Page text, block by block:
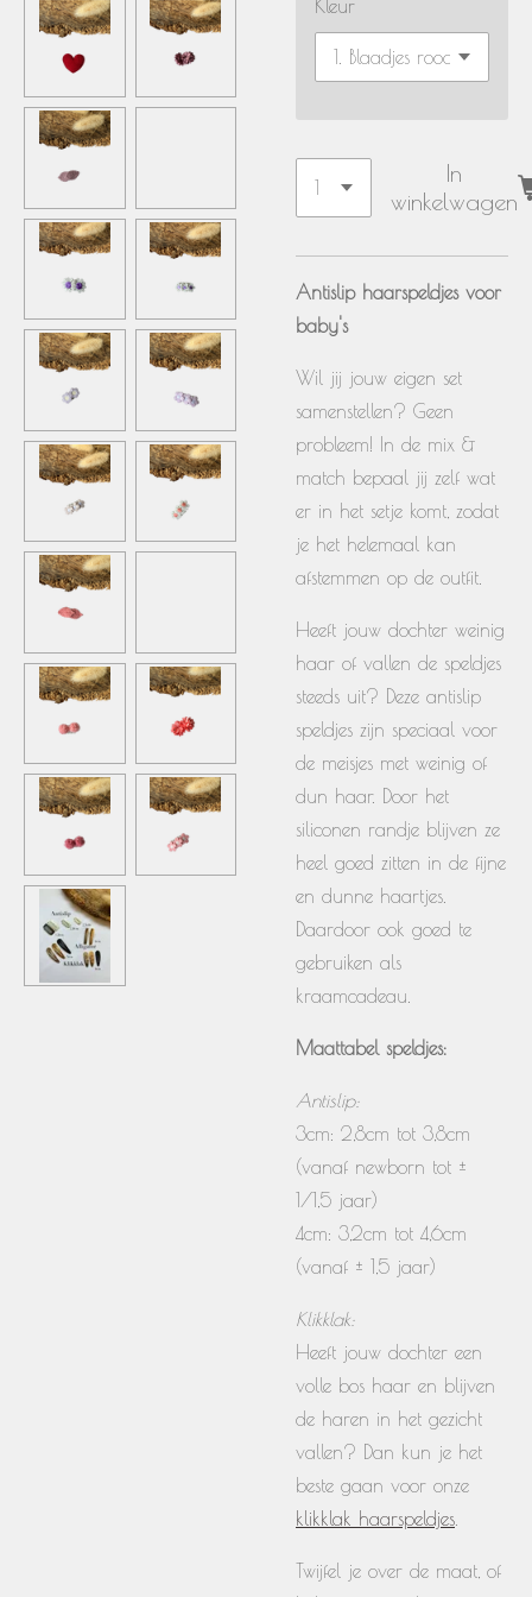
Kleur
In
winkelwagen
Antislip haarspeldjes voor
baby's
Wil jij jouw eigen set
samenstellen? Geen
probleem! In de mix &
match bepaal jij zelf wat
er in het setje komt, zodat
je het helemaal kan
afstemmen op de outfit.
Heeft jouw dochter weinig
haar of vallen de speldjes
steeds uit? Deze antislip
speldjes zijn speciaal voor
de meisjes met weinig of
dun haar. Door het
siliconen randje blijven ze
heel goed zitten in de fijne
en dunne haartjes.
Daardoor ook goed te
gebruiken als
kraamcadeau.
Maattabel speldjes:
Antislip:
3cm: 2,8cm tot 3,8cm
(vanaf newborn tot ±
1/1,5 jaar)
4cm: 3,2cm tot 4,6cm
(vanaf ± 1,5 jaar)
Klikklak:
Heeft jouw dochter een
volle bos haar en blijven
de haren in het gezicht
vallen? Dan kun je het
beste gaan voor onze
klikklak haarspeldjes
Twijfel je over de maat, of